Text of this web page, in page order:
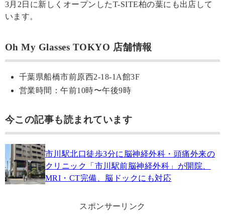
3月2日に新しくオープンしたT-SITE柏の葉にも出店して
います。
Oh My Glasses TOKYO 店舗情報
千葉県船橋市前原西2-18-1A館3F
営業時間：午前10時〜午後9時
今この記事も読まれています
市川駅北口徒歩3分に脳神経外科・頭痛外来の
クリニック「市川駅前脳神経外科」が開院、
MRI・CT完備、脳ドックにも対応
スポンサーリンク